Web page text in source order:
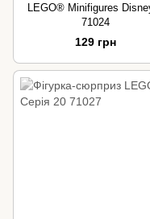
LEGO® Minifigures
71024
129 грн